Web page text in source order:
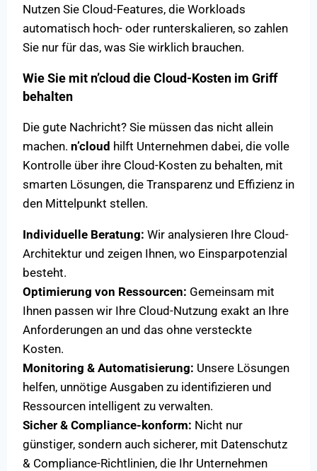
Nutzen Sie Cloud-Features, die Workloads
automatisch hoch- oder runterskalieren, so zahlen
Sie nur für das, was Sie wirklich brauchen.
Wie Sie mit n’cloud die Cloud-Kosten im Griff
behalten
Die gute Nachricht? Sie müssen das nicht allein
machen. n’cloud hilft Unternehmen dabei, die volle
Kontrolle über ihre Cloud-Kosten zu behalten, mit
smarten Lösungen, die Transparenz und Effizienz in
den Mittelpunkt stellen.
Individuelle Beratung: Wir analysieren Ihre Cloud-
Architektur und zeigen Ihnen, wo Einsparpotenzial
besteht.
Optimierung von Ressourcen: Gemeinsam mit
Ihnen passen wir Ihre Cloud-Nutzung exakt an Ihre
Anforderungen an und das ohne versteckte
Kosten.
Monitoring & Automatisierung: Unsere Lösungen
helfen, unnötige Ausgaben zu identifizieren und
Ressourcen intelligent zu verwalten.
Sicher & Compliance-konform: Nicht nur
günstiger, sondern auch sicherer, mit Datenschutz
& Compliance-Richtlinien, die Ihr Unternehmen